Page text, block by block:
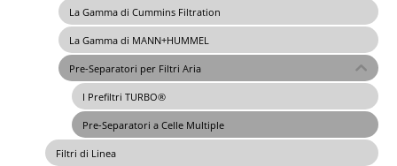
La Gamma di Cummins Filtration
La Gamma di MANN+HUMMEL
Pre-Separatori per Filtri Aria
I Prefiltri TURBO®
Pre-Separatori a Celle Multiple
Filtri di Linea